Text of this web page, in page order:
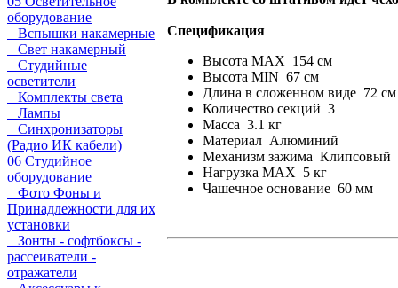
оборудование
Вспышки накамерные
Свет накамерный
Студийные
осветители
Комплекты света
Лампы
Синхронизаторы
(Радио ИК кабели)
06 Студийное
оборудование
Фото Фоны и
Принадлежности для их
установки
Зонты - софтбоксы -
рассеиватели -
отражатели
Спецификация
Высота MAX 154 см
Высота MIN 67 см
Длина в сложенном виде 72 см
Количество секций 3
Масса 3.1 кг
Материал Алюминий
Механизм зажима Клипсовый
Нагрузка MAX 5 кг
Чашечное основание 60 мм